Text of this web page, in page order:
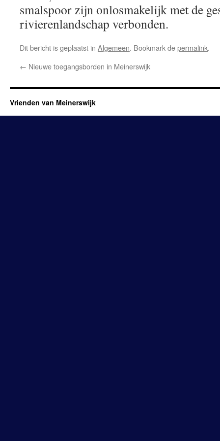
smalspoor zijn onlosmakelijk met de
rivierenlandschap verbonden.
Dit bericht is geplaatst in Algemeen. Bookmark depermalink.
← Nieuwe toegangsborden in Meinerswijk
Vrienden van Meinerswijk